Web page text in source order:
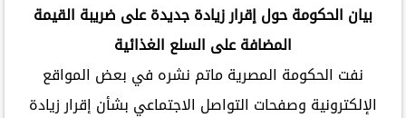
بيان الحكومة حول إقرار زيادة جديدة على ضريبة القيمة
المضافة على السلع الغذائية
نفت الحكومة المصرية ماتم نشره في بعض المواقع
الإلكترونية وصفحات التواصل الاجتماعي بشأن إقرار زيادة